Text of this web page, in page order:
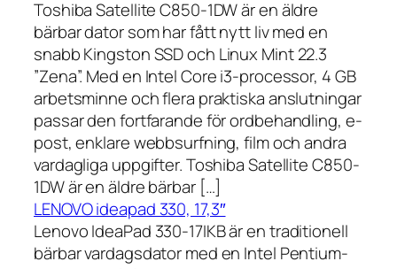
Toshiba Satellite C850-1DW är en äldre
bärbar dator som har fått nytt liv med en
snabb Kingston SSD och Linux Mint 22.3
”Zena”. Med en Intel Core i3-processor, 4 GB
arbetsminne och flera praktiska anslutningar
passar den fortfarande för ordbehandling, e-
post, enklare webbsurfning, film och andra
vardagliga uppgifter. Toshiba Satellite C850-
1DW är en äldre bärbar […]
LENOVO ideapad 330, 17,3″
Lenovo IdeaPad 330-17IKB är en traditionell
bärbar vardagsdator med en Intel Pentium-